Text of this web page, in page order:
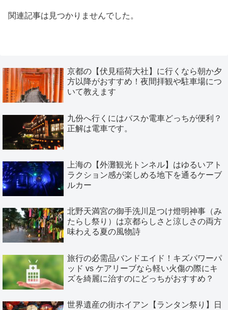
関連記事は見つかりませんでした。
京都の【伏見稲荷大社】に行くなら朝か夕
方以降がおすすめ！夜間拝観や駐車場につ
いて教えます
九份へ行くにはバスか電車どっちが便利？
正解は電車です。
上海の【外灘観光トンネル】はゆるいアト
ラクション感が楽しめる地下を通るケーブ
ルカー
北野天満宮の御手洗川足つけ燈明神事（み
たらし祭り）は京都らしさと涼しさの両方
味わえる夏の風物詩
旅行の必需品バンドエイド！キズパワーパ
ッド vs ケアリーブなら軽い火傷の際にキ
ズを綺麗に治すのにどっちがおすすめ？
世界遺産の街ホイアン【ランタン祭り】日